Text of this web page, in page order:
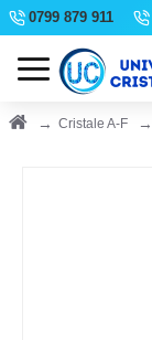
0799 879 911
Cristale A-F